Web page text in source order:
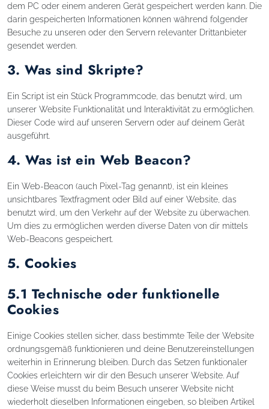
dem PC oder einem anderen Gerät gespeichert werden kann. Die
darin gespeicherten Informationen können während folgender
Besuche zu unseren oder den Servern relevanter Drittanbieter
gesendet werden.
3. Was sind Skripte?
Ein Script ist ein Stück Programmcode, das benutzt wird, um
unserer Website Funktionalität und Interaktivität zu ermöglichen.
Dieser Code wird auf unseren Servern oder auf deinem Gerät
ausgeführt.
4. Was ist ein Web Beacon?
Ein Web-Beacon (auch Pixel-Tag genannt), ist ein kleines
unsichtbares Textfragment oder Bild auf einer Website, das
benutzt wird, um den Verkehr auf der Website zu überwachen.
Um dies zu ermöglichen werden diverse Daten von dir mittels
Web-Beacons gespeichert.
5. Cookies
5.1 Technische oder funktionelle
Cookies
Einige Cookies stellen sicher, dass bestimmte Teile der Website
ordnungsgemäß funktionieren und deine Benutzereinstellungen
weiterhin in Erinnerung bleiben. Durch das Setzen funktionaler
Cookies erleichtern wir dir den Besuch unserer Website. Auf
diese Weise musst du beim Besuch unserer Website nicht
wiederholt dieselben Informationen eingeben, so bleiben Artikel